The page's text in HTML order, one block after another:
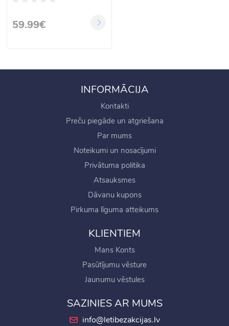
59.99€
INFORMĀCIJA
Kontakti
Preču piegāde un atgriešana
Par mums
Noteikumi un nosacījumi
Privātuma politika
Atsauksmes
Dāvanu kupons
Pirkuma līguma atteikums
KLIENTIEM
Mans Konts
Pasūtījumu vēsture
Jaunumu vēstules
SAZINIES AR MUMS
info@letibezakcijas.lv